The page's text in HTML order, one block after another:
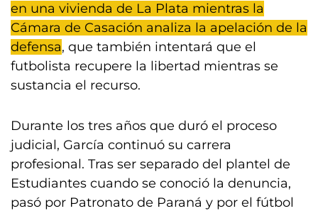
en una vivienda de La Plata mientras la
Cámara de Casación analiza la apelación de la
defensa, que también intentará que el
futbolista recupere la libertad mientras se
sustancia el recurso.
Durante los tres años que duró el proceso
judicial, García continuó su carrera
profesional. Tras ser separado del plantel de
Estudiantes cuando se conoció la denuncia,
pasó por Patronato de Paraná y por el fútbol